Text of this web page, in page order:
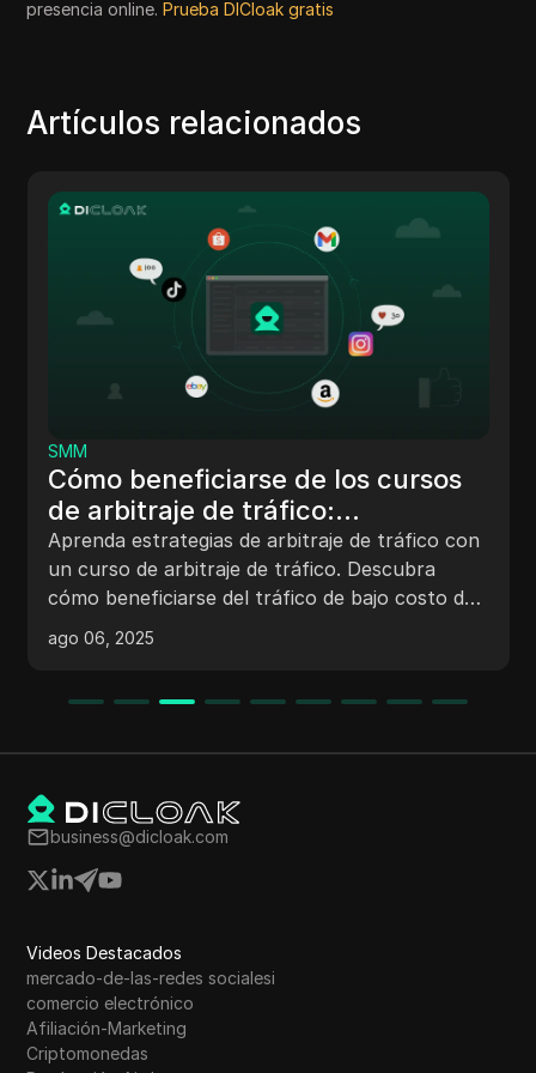
presencia online.Prueba DICloak gratis
Artículos relacionados
Otros
¿Qué es la automatización de la
seguridad? Equilibrar la eficiencia
con la gestión de riesgos
La automatización de la seguridad agiliza las
tareas de ciberseguridad, mejorando la
velocidad de respuesta y reduciendo los errores
humanos, al tiempo que equilibra la eficiencia
con la gestión de riesgos.
ago 08, 2025
business@dicloak.com
Videos Destacados
mercado-de-las-redes socialesi
comercio electrónico
Afiliación-Marketing
Criptomonedas